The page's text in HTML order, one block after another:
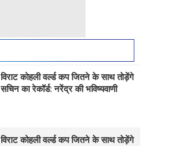
विराट कोहली वर्ल्ड कप जितने के साथ तोड़ेंगे
सचिन का रेकॉर्ड: नरेंद्र की भविष्यवाणी
विराट कोहली वर्ल्ड कप जितने के साथ तोड़ेंगे